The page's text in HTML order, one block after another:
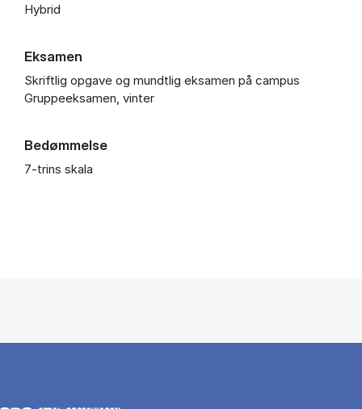
Hybrid
Eksamen
Skriftlig opgave og mundtlig eksamen på campus
Gruppeeksamen, vinter
Bedømmelse
7-trins skala